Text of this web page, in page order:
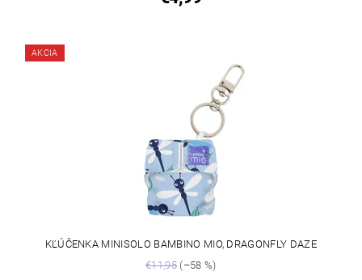
AKCIA
KĽÚČENKA MINISOLO BAMBINO MIO, DRAGONFLY DAZE
€11,95(–58 %)